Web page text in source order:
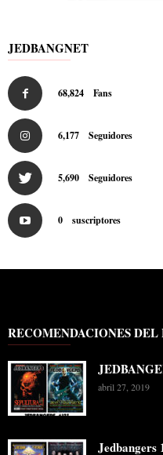
JEDBANGNET
68,824 Fans
6,177 Seguidores
5,690 Seguidores
0 suscriptores
RECOMENDACIONES
abril 27, 2019
Jedbangers